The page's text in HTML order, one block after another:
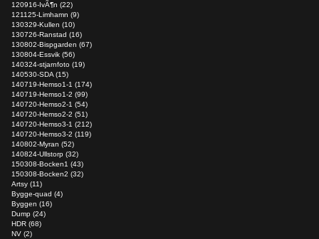
120916-IvÃ¶n (22)
121125-Limhamn (9)
130329-Kullen (10)
130726-Ranstad (16)
130802-Bispgarden (67)
130804-Essvik (56)
140324-stjarnfoto (19)
140530-SDA (15)
140719-Hemso1-1 (174)
140719-Hemso1-2 (99)
140720-Hemso2-1 (54)
140720-Hemso2-2 (51)
140720-Hemso3-1 (212)
140720-Hemso3-2 (119)
140802-Myran (52)
140824-Ullstorp (32)
150308-Bocken1 (43)
150308-Bocken2 (32)
Artsy (11)
Bygge-quad (4)
Byggen (16)
Dump (24)
HDR (68)
NV (2)